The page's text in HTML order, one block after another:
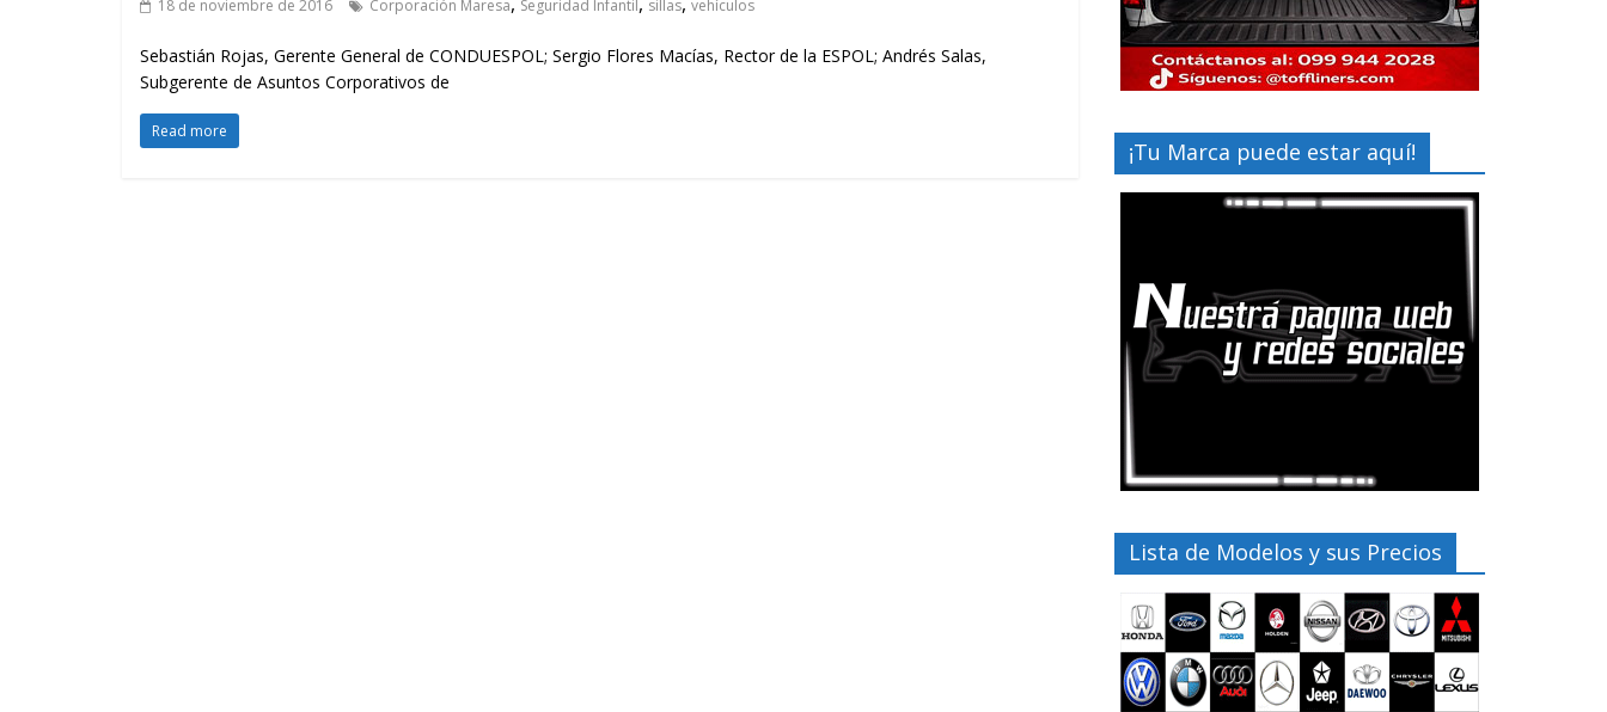
18 de noviembre de 2016 Corporación Maresa Seguridad Infantil sillas vehículos
Sebastián Rojas, Gerente General de CONDUESPOL; Sergio Flores Macías, Rector de la ESPOL; Andrés Salas,
Subgerente de Asuntos Corporativos de
Read more
¡Tu Marca puede estar aquí!
Lista de Modelos y sus Precios